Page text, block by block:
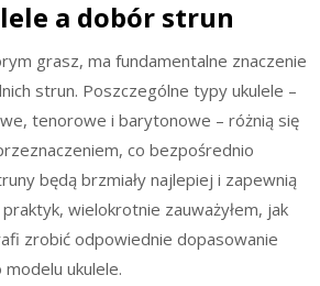
a dobór strun
grasz, ma fundamentalne znaczenie
strun. Poszczególne typy ukulele –
tenorowe i barytonowe – różnią się
co bezpośrednio
będą brzmiały najlepiej i zapewnią
wielokrotnie zauważyłem, jak
zrobić odpowiednie dopasowanie
ukulele.